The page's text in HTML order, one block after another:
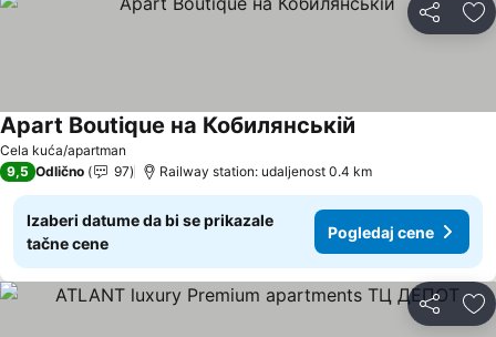
Deli
Cela kuća/apartman
Apart Boutique на Кобилянській
9,5 Odlično 97 Railway station: udaljenost 0.4 km
Izaberi datume da bi se prikazale
tačne cene
Pogledaj cene
Deli